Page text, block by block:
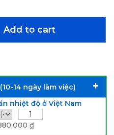
Add to cart
14 ngày làm việc)
nhiệt độ ở Việt Nam
₫